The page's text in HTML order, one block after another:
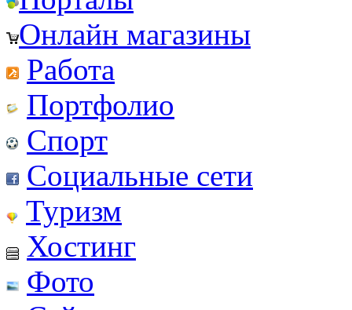
Онлайн магазины
Работа
Портфолио
Спорт
Социальные сети
Туризм
Хостинг
Фото